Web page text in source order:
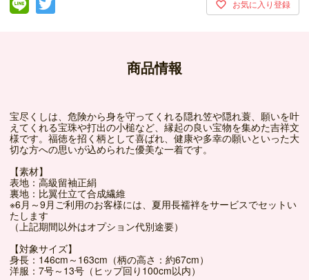
商品情報
宝尽くしは、危険から身を守ってくれる隠れ笠や隠れ蓑、願いを叶
えてくれる宝珠や打出の小槌など、縁起の良い宝物を集めた吉祥文
様です。福徳を招く柄として喜ばれ、健康や多幸の願いといった大
切な方への思いが込められた優美な一着です。
【素材】
表地：高級留袖正絹
裏地：比翼仕立て合成繊維
※6月～9月ご利用のお客様には、夏用長襦袢をサービスでセットい
たします
（上記期間以外はオプション代別途要）
【対象サイズ】
身長：146cm～163cm（柄の高さ：約67cm）
洋服：7号～13号（ヒップ回り100cm以内）